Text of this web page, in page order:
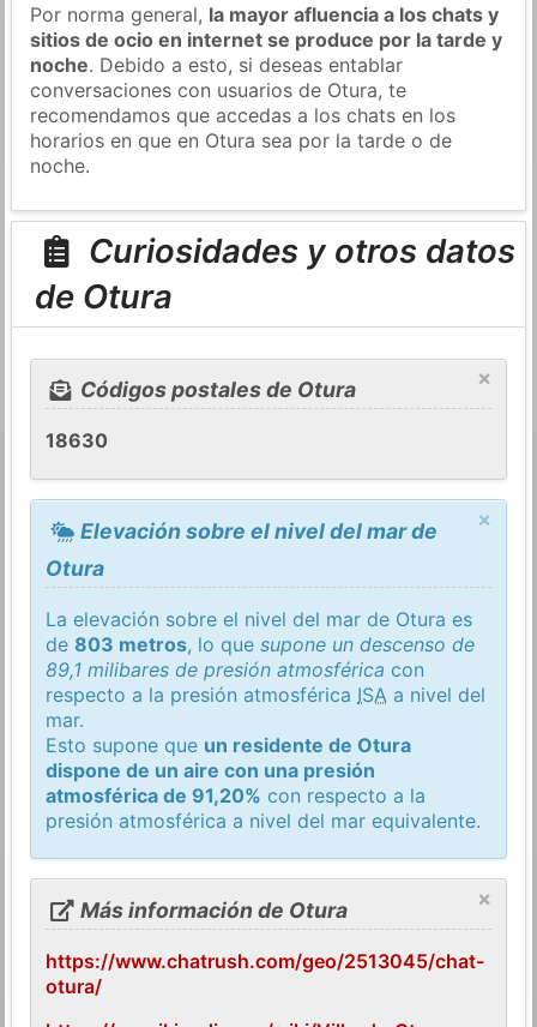
Por norma general, la mayor afluencia a los chats y
sitios de ocio en internet se produce por la tarde y
noche. Debido a esto, si deseas entablar
conversaciones con usuarios de Otura, te
recomendamos que accedas a los chats en los
horarios en que en Otura sea por la tarde o de
noche.
Curiosidades y otros datos
de Otura
×
Códigos postales de Otura
18630
×
Elevación sobre el nivel del mar de
Otura
La elevación sobre el nivel del mar de Otura es
de803 metros, lo quesupone un descenso de
89,1 milibares de presión atmosférica con
respecto a la presión atmosférica ISA a nivel del
mar.
Esto supone que un residente de Otura
dispone de un aire con una presión
atmosférica de 91,20% con respecto a la
presión atmosférica a nivel del mar equivalente.
×
Más información de Otura
https://www.chatrush.com/geo/2513045/chat-
otura/